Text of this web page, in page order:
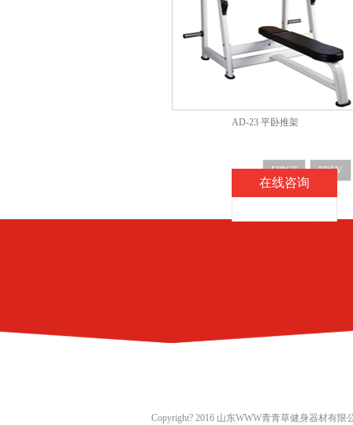
AD-23 平卧推架
FIRST PREV
Copyright? 2016 山东WWW青青草健身器材有限
在线咨询